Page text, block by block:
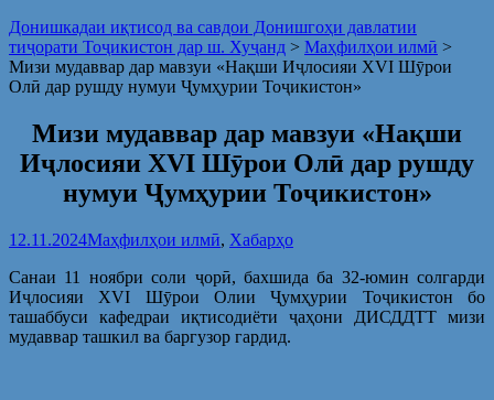
Донишкадаи иқтисод ва савдои Донишгоҳи давлатии
тиҷорати Тоҷикистон дар ш. Хуҷанд > Маҳфилҳои илмӣ >
Мизи мудаввар дар мавзуи «Нақши Иҷлосияи XVI Шӯрои
Олӣ дар рушду нумуи Ҷумҳурии Тоҷикистон»
Мизи мудаввар дар мавзуи «Нақши
Иҷлосияи XVI Шӯрои Олӣ дар рушду
нумуи Ҷумҳурии Тоҷикистон»
12.11.2024Маҳфилҳои илмӣ, Хабарҳо
Санаи 11 ноябри соли ҷорӣ, бахшида ба 32-юмин солгарди
Иҷлосияи XVI Шӯрои Олии Ҷумҳурии Тоҷикистон бо
ташаббуси кафедраи иқтисодиёти ҷаҳони ДИСДДТТ мизи
мудаввар ташкил ва баргузор гардид.